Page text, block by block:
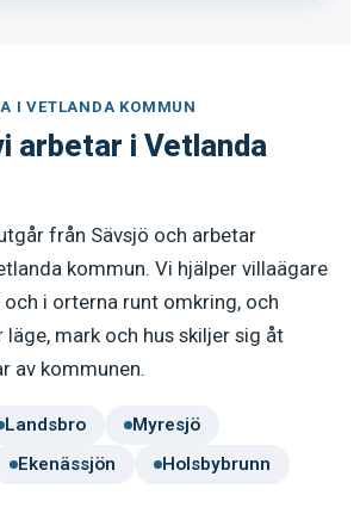
I VETLANDA KOMMUN
arbetar i Vetlanda
från Sävsjö och arbetar
kommun. Vi hjälper villaägare
i orterna runt omkring, och
läge, mark och hus skiljer sig åt
av kommunen.
Landsbro
Myresjö
Ekenässjön
Holsbybrunn